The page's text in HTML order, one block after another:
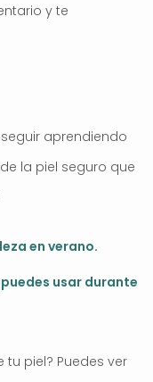
y te
aprendiendo
la piel seguro que
en verano.
usar durante
piel? Puedes ver